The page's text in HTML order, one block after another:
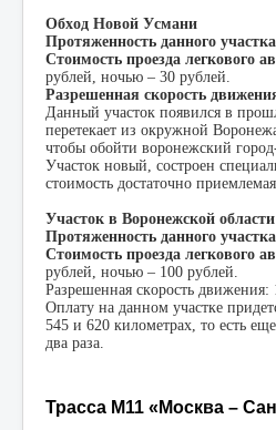
Обход Новой Усмани
Протяженность данного
Стоимость проезда легкового
рублей, ночью – 30 рублей.
Разрешенная скорость
Данный участок появился в
перетекает из окружной
чтобы обойти воронежский
Участок новый, состроен
стоимость достаточно приемлемая.
Участок в Воронежской области
Протяженность данного
Стоимость проезда легкового
рублей, ночью – 100 рублей.
Разрешенная скорость движения:
Оплату на данном участке
545 и 620 километрах, то есть
два раза.
Трасса М11 «Москва –